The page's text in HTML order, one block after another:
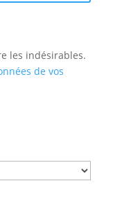
les indésirables.
de vos